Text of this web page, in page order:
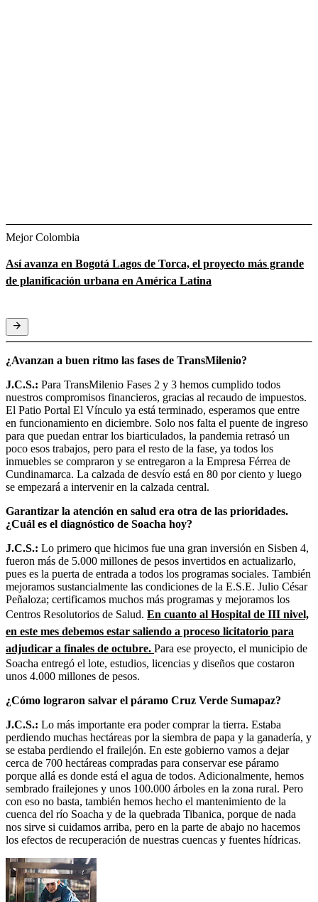
Mejor Colombia
Así avanza en Bogotá Lagos de Torca, el proyecto más grande
de planificación urbana en América Latina
¿Avanzan a buen ritmo las fases de TransMilenio?
J.C.S.: Para TransMilenio Fases 2 y 3 hemos cumplido todos
nuestros compromisos financieros, gracias al recaudo de impuestos.
El Patio Portal El Vínculo ya está terminado, esperamos que entre
en funcionamiento en diciembre. Solo nos falta el puente de ingreso
para que puedan entrar los biarticulados, la pandemia retrasó un
poco esos trabajos, pero para el resto de la fase, ya todos los
inmuebles se compraron y se entregaron a la Empresa Férrea de
Cundinamarca. La calzada de desvío está en 80 por ciento y luego
se empezará a intervenir en la calzada central.
Garantizar la atención en salud era otra de las prioridades.
¿Cuál es el diagnóstico de Soacha hoy?
J.C.S.: Lo primero que hicimos fue una gran inversión en Sisben 4,
fueron más de 5.000 millones de pesos invertidos en actualizarlo,
pues es la puerta de entrada a todos los programas sociales. También
mejoramos sustancialmente las condiciones de la E.S.E. Julio César
Peñaloza; certificamos muchos más programas y mejoramos los
Centros Resolutorios de Salud. En cuanto al Hospital de III nivel,
en este mes debemos estar saliendo a proceso licitatorio para
adjudicar a finales de octubre. Para ese proyecto, el municipio de
Soacha entregó el lote, estudios, licencias y diseños que costaron
unos 4.000 millones de pesos.
¿Cómo lograron salvar el páramo Cruz Verde Sumapaz?
J.C.S.: Lo más importante era poder comprar la tierra. Estaba
perdiendo muchas hectáreas por la siembra de papa y la ganadería, y
se estaba perdiendo el frailejón. En este gobierno vamos a dejar
cerca de 700 hectáreas compradas para conservar ese páramo
porque allá es donde está el agua de todos. Adicionalmente, hemos
sembrado frailejones y unos 100.000 árboles en la zona rural. Pero
con eso no basta, también hemos hecho el mantenimiento de la
cuenca del río Soacha y de la quebrada Tibanica, porque de nada
nos sirve si cuidamos arriba, pero en la parte de abajo no hacemos
los efectos de recuperación de nuestras cuencas y fuentes hídricas.